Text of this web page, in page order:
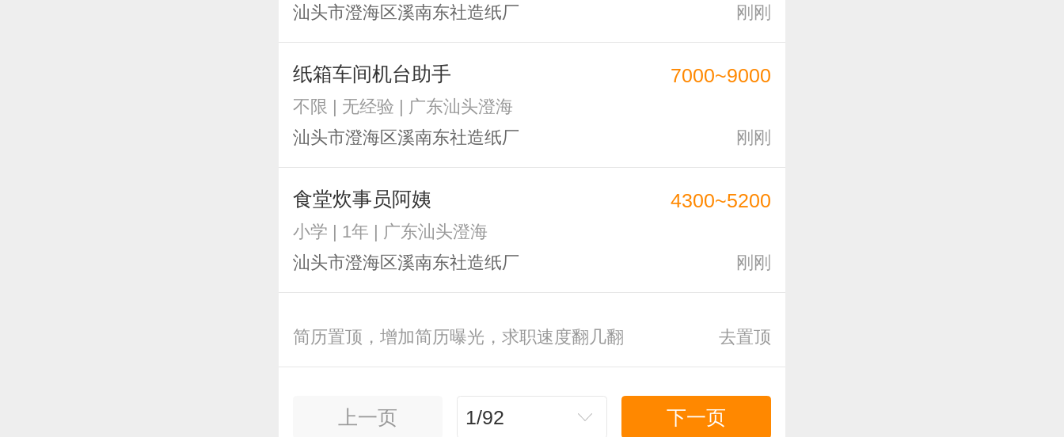
汕头市澄海区溪南东社造纸厂
刚刚
纸箱车间机台助手
不限 | 无经验 | 广东汕头澄海
汕头市澄海区溪南东社造纸厂
7000~9000
刚刚
食堂炊事员阿姨
小学 | 1年 | 广东汕头澄海
汕头市澄海区溪南东社造纸厂
4300~5200
刚刚
简历置顶，增加简历曝光，求职速度翻几翻 去置顶
上一页 1/92 下一页